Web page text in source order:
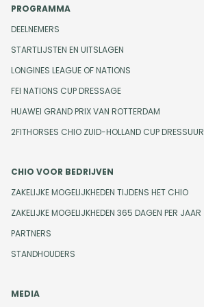
PROGRAMMA
DEELNEMERS
STARTLIJSTEN EN UITSLAGEN
LONGINES LEAGUE OF NATIONS
FEI NATIONS CUP DRESSAGE
HUAWEI GRAND PRIX VAN ROTTERDAM
2FITHORSES CHIO ZUID-HOLLAND CUP DRESSUUR
CHIO VOOR BEDRIJVEN
ZAKELIJKE MOGELIJKHEDEN TIJDENS HET CHIO
ZAKELIJKE MOGELIJKHEDEN 365 DAGEN PER JAAR
PARTNERS
STANDHOUDERS
MEDIA